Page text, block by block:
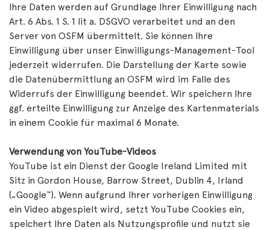
Ihre Daten werden auf Grundlage Ihrer Einwilligung nach
Art. 6 Abs. 1 S. 1 lit a. DSGVO verarbeitet und an den
Server von OSFM übermittelt. Sie können Ihre
Einwilligung über unser Einwilligungs-Management-Tool
jederzeit widerrufen. Die Darstellung der Karte sowie
die Datenübermittlung an OSFM wird im Falle des
Widerrufs der Einwilligung beendet. Wir speichern Ihre
ggf. erteilte Einwilligung zur Anzeige des Kartenmaterials
in einem Cookie für maximal 6 Monate.
Verwendung von YouTube-Videos
YouTube ist ein Dienst der Google Ireland Limited mit
Sitz in Gordon House, Barrow Street, Dublin 4, Irland
(„Google“). Wenn aufgrund Ihrer vorherigen Einwilligung
ein Video abgespielt wird, setzt YouTube Cookies ein,
speichert Ihre Daten als Nutzungsprofile und nutzt sie